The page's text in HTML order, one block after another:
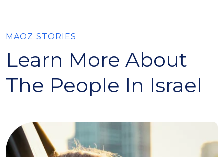
MAOZ STORIES
Learn More About
The People In Israel